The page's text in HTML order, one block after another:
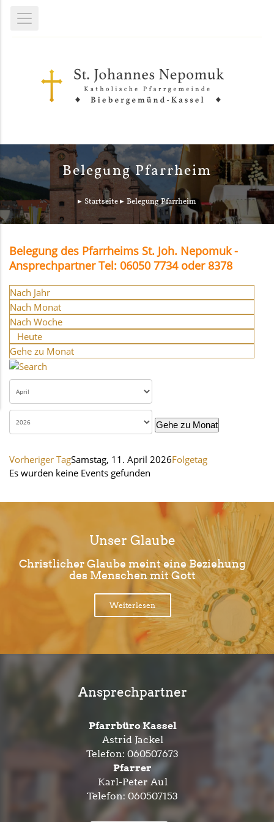
Belegung Pfarrheim
Startseite Belegung Pfarrheim
Belegung des Pfarrheims St. Joh. Nepomuk -
Ansprechpartner Tel: 06050 7734 oder 8378
Nach Jahr
Nach Monat
Nach Woche
Heute
Gehe zu Monat
Gehe zu Monat
Vorheriger TagSamstag, 11. April 2026Folgetag
Es wurden keine Events gefunden
Unser Glaube
Christlicher Glaube meint eine Beziehung
des Menschen mit Gott
Weiterlesen
Ansprechpartner
Pfarrbüro Kassel
Astrid Jackel
Telefon: 060507673
Pfarrer
Karl-Peter Aul
Telefon: 060507153